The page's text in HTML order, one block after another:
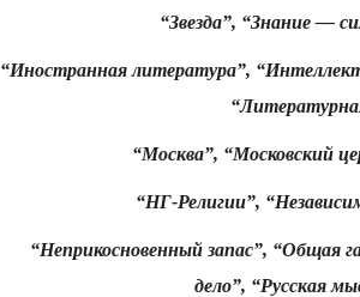
“Звезда”, “Знание —
“Иностранная литература”,
“Москва”, “Московский
“НГ-Религии”,
“Неприкосновенный запас”, “Общая
дело”, “Русская